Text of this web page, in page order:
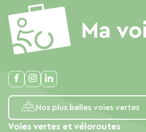
Nos plus belles voies vertes
Voies vertes et véloroutes